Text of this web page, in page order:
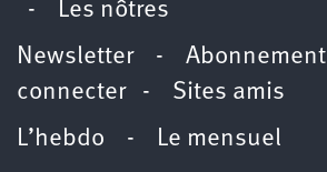
-
Les nôtres
Newsletter- Abonnement
connecter- Sites amis
L’hebdo -
Le mensuel